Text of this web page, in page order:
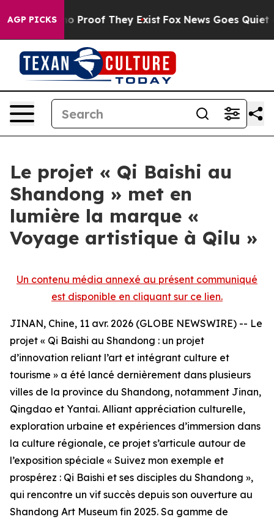
AGP PICKS
Offers no Proof They Exist Fox News Goes Quiet
Le projet « Qi Baishi au
Shandong » met en
lumière la marque «
Voyage artistique à Qilu »
Un contenu média annexé au présent communiqué
est disponible en cliquant sur ce lien.
JINAN, Chine, 11 avr. 2026 (GLOBE NEWSWIRE) -- Le
projet « Qi Baishi au Shandong : un projet
d’innovation reliant l’art et intégrant culture et
tourisme » a été lancé dernièrement dans plusieurs
villes de la province du Shandong, notamment Jinan,
Qingdao et Yantai. Alliant appréciation culturelle,
exploration urbaine et expériences d’immersion dans
la culture régionale, ce projet s’articule autour de
l’exposition spéciale « Suivez mon exemple et
prospérez : Qi Baishi et ses disciples du Shandong »,
qui rencontre un vif succès depuis son ouverture au
Shandong Art Museum fin 2025. Sa gamme de